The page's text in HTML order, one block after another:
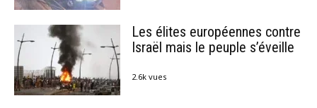
Les élites européennes contre
Israël mais le peuple s’éveille
2.6k vues